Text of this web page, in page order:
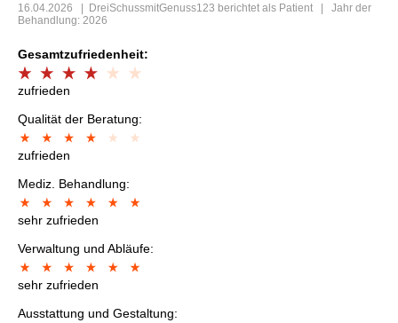
16.04.2026 | DreiSchussmitGenuss123 berichtet als Patient | Jahr der
Behandlung: 2026
Gesamtzufriedenheit:
zufrieden
Qualität der Beratung:
zufrieden
Mediz. Behandlung:
sehr zufrieden
Verwaltung und Abläufe:
sehr zufrieden
Ausstattung und Gestaltung: